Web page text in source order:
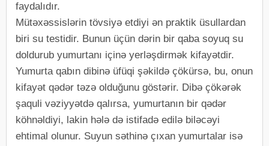
faydalıdır.
Mütəxəssislərin tövsiyə etdiyi ən praktik üsullardan
biri su testidir. Bunun üçün dərin bir qaba soyuq su
doldurub yumurtanı içinə yerləşdirmək kifayətdir.
Yumurta qabın dibinə üfüqi şəkildə çökürsə, bu, onun
kifayət qədər təzə olduğunu göstərir. Dibə çökərək
şaquli vəziyyətdə qalırsa, yumurtanın bir qədər
köhnəldiyi, lakin hələ də istifadə edilə biləcəyi
ehtimal olunur. Suyun səthinə çıxan yumurtalar isə